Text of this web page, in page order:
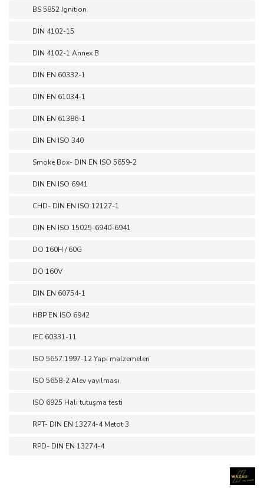
BS 5852 Ignition
DIN 4102-15
DIN 4102-1 Annex B
DIN EN 60332-1
DIN EN 61034-1
DIN EN 61386-1
DIN EN ISO 340
Smoke Box- DIN EN ISO 5659-2
DIN EN ISO 6941
CHD- DIN EN ISO 12127-1
DIN EN ISO 15025-6940-6941
DO 160H / 60G
DO 160V
DIN EN 60754-1
HBP EN ISO 6942
IEC 60331-11
ISO 5657:1997-12 Yapı malzemeleri
ISO 5658-2 Alev yayılması
ISO 6925 Halı tutuşma testi
RPT- DIN EN 13274-4 Metot 3
RPD- DIN EN 13274-4